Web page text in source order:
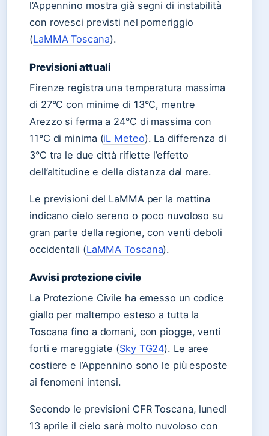
l’Appennino mostra già segni di instabilità
con rovesci previsti nel pomeriggio
(LaMMA Toscana).
Previsioni attuali
Firenze registra una temperatura massima
di 27°C con minime di 13°C, mentre
Arezzo si ferma a 24°C di massima con
11°C di minima (iL Meteo). La differenza di
3°C tra le due città riflette l’effetto
dell’altitudine e della distanza dal mare.
Le previsioni del LaMMA per la mattina
indicano cielo sereno o poco nuvoloso su
gran parte della regione, con venti deboli
occidentali (LaMMA Toscana).
Avvisi protezione civile
La Protezione Civile ha emesso un codice
giallo per maltempo esteso a tutta la
Toscana fino a domani, con piogge, venti
forti e mareggiate (Sky TG24). Le aree
costiere e l’Appennino sono le più esposte
ai fenomeni intensi.
Secondo le previsioni CFR Toscana, lunedì
13 aprile il cielo sarà molto nuvoloso con